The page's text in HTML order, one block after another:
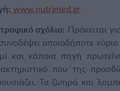
www.nutrimed.gr
σχόλιο: Πρόκειται
οποιοδήποτε
και κάποια πηγή
που της
Τα ζωηρά και